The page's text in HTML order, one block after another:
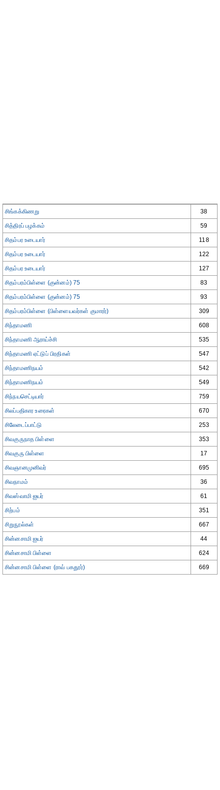
சிங்கக்கிணறு 38
சித்திரப் பழக்கம் 59
சிதம்பர உடையார் 118
சிதம்பர உடையார் 122
சிதம்பர உடையார் 127
சிதம்பரம்பிள்ளை (குன்னம்) 75 83
சிதம்பரம்பிள்ளை (குன்னம்) 75 93
சிதம்பரம்பிள்ளை (பிள்ளையவர்கள் குமாரர்) 309
சிந்தாமணி 608
சிந்தாமணி ஆராய்ச்சி 535
சிந்தாமணி ஏட்டுப் பிரதிகள் 547
சிந்தாமணிநயம் 542
சிந்தாமணிநயம் 549
சிந்நயசெட்டியார் 759
சிலப்பதிகார உரைகள் 670
சிலேடைப்பாட்டு 253
சிவகுருநாத பிள்ளை 353
சிவகுரு பிள்ளை 17
சிவஞானமுனிவர் 695
சிவநாமம் 36
சிவஸ்வாமி ஐயர் 61
சிற்பம் 351
சிறுநூல்கள் 667
சின்னசாமி ஐயர் 44
சின்னசாமி பிள்ளை 624
சின்னசாமி பிள்ளை (ராவ் பகதூர்) 669